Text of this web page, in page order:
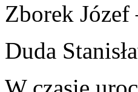
Zborek Józef
Duda